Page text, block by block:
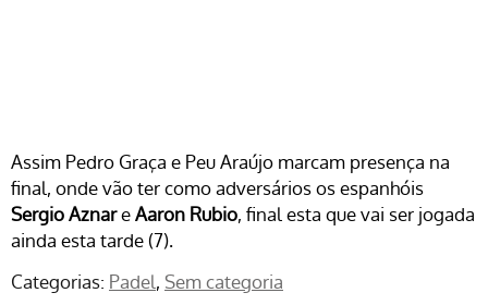
Assim Pedro Graça e Peu Araújo marcam presença na
final, onde vão ter como adversários os espanhóis
Sergio AznareAaron Rubio, final esta que vai ser jogada
ainda esta tarde (7).
Categorias: Padel Sem categoria